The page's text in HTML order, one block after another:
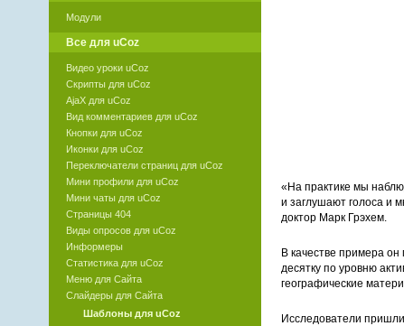
«На практике мы
и заглушают голоса и
доктор Марк Грэхем.
В качестве примера
десятку по уровню
географические
Исследователи
Модули
Все для uCoz
Видео уроки uCoz
Скрипты для uCoz
AjaX для uCoz
Вид комментариев для uCoz
Кнопки для uCoz
Иконки для uCoz
Переключатели страниц для uCoz
Мини профили для uCoz
Мини чаты для uCoz
Страницы 404
Виды опросов для uCoz
Информеры
Статистика для uCoz
Меню для Сайта
Слайдеры для Сайта
Шаблоны для uCoz